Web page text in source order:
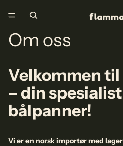
Om oss
Velkommen
– din
bålpanner!
Vi er en norsk importør med